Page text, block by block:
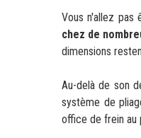
Vous n'allez pas
chez de
dimensions
Au-delà de son
système de
office de frein au